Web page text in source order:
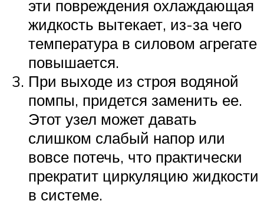
эти повреждения охлаждающая
жидкость вытекает, из-за чего
температура в силовом агрегате
повышается.
При выходе из строя водяной
помпы, придется заменить ее.
Этот узел может давать
слишком слабый напор или
вовсе потечь, что практически
прекратит циркуляцию жидкости
в системе.